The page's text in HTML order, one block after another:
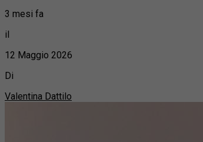
3 mesi fa
il
12 Maggio 2026
Di
Valentina Dattilo